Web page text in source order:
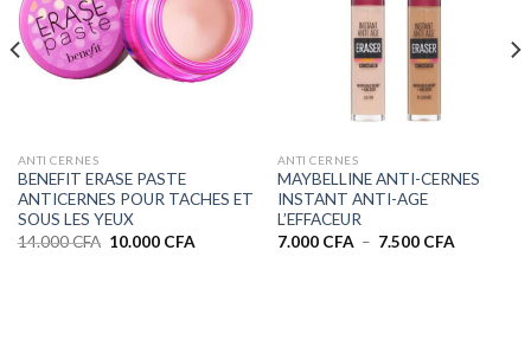
ANTI CERNES
BENEFIT ERASE PASTE
ANTICERNES POUR TACHES ET
SOUS LES YEUX
14.000CFA Le
10.000 CFALe
ANTI CERNES
MAYBELLINE ANTI-CERNES
INSTANT ANTI-AGE
L’EFFACEUR
7.000 CFA – 7.500 CFAPlage